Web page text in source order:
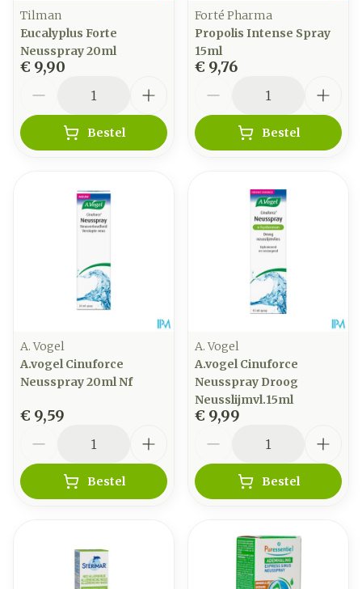
Tilman
Eucalyplus Forte
Neusspray 20ml
€ 9,90
Bestel
Forté Pharma
Propolis Intense Spray
15ml
€ 9,76
Bestel
A. Vogel
A.vogel Cinuforce
Neusspray 20ml Nf
€ 9,59
Bestel
A. Vogel
A.vogel Cinuforce
Neusspray Droog
Neusslijmvl.15ml
€ 9,99
Bestel